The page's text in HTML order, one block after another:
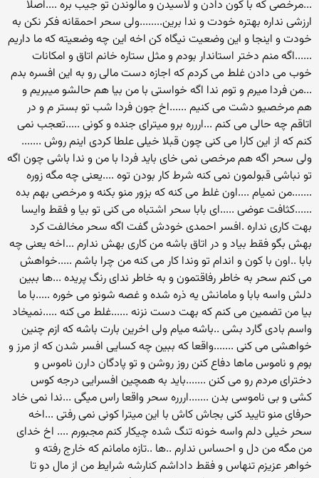
...مرخصی که با کون دادن و لاسیدن و مالوندن تو جیب بره ....اصلا
ارزشی نداره بهتره خودت و ندا برین........ولی سحر احمقانه فکر نکن به
خودت و اینجا و این وضعیت نیگاه کن اخه این چه وضعیته که ما داریم
......اگه منم دختر استاندار بودم و مثل ستاره خانم اتاق و امکانات
خوب می دادن غلط می کردم که اجازه دست مالی رو به این افسره بدم
...من فردا میرم و توم ندا اگه خواستی با من بیا هم حالشو میبریم و
هم مرخصیو دشت می کنیم ......اخ جون فردا شب تو بستر م و در
اتاقم چه حالی می کنم ...اررره برو میترای جنده و کونی .....تعجب نمی
کنم که از این کارا می کنی چون قبلا خیلی علطا کردی اینم روش .......
ولی سحر اگه هم مرخصی نمی خای باید فردا با من و ندا باشی چون اگه
تو نباشی قبولمون نمی کنه شرط کار بودن توه ....یعنی چه مگه زوره
.......من نمیام ....اون غلط می کنه که بزور منو بکنه و مرخصی بهم بده
......کثافت عوضی .....ای بابا سحر اشتباه می کنی تو بیا و فقط وایسا
بهت کاری نداره .افسر احمدی خودش گفت اگه سحر مخالفت کرد
بهش بگو فقط بیاد و در اتاق باشه من کاری بهش ندارم ...اخه یعنی چه
بابا ..اون با کون و اندام تو وندا کار می کنه من چرا باشم .....خواهش
می کنم سحر به خاطر رفاقتمون و به خاطر ندای رنگ پریده ...ها ببین
دلش واسه بابا و مامانش یه ذره شده و غصه شونو می خوره .....با ما
بیا من تضمین می کنم که بهت دست نزنه ......غلط می کنه .....نمیخاد
واسم بادی گارد بشی ..باشه میام ولی اخرین بارت باشه که ازم چنین
خواهشی می کنی .......واقعا که ببین چه کسایی افسر شدن که از مرز و
بوم و ناموس ماها دفاع کنن روز روشن و تو پادگان دارن ناموس و
دخترای مردم رو می کنن .......باید به همچین افسرایی درجه کوس
کشی و بی ناموسی بدن .......اررره سحر واقعا راس میگی ...ندا نمی خاد
حرفای منو تایید کنی بجاش کاش با این میترا کونی نمی رفتی ...اخه
سحر خیلی دلم واسه خونه تنگ شده چیکار کنم مجبورم .... اخ خدای
من مگه من دل و احساس ندارم ..ها ..تازه مامانم که خارج رفته و
خواهر عزیزم تنهاس و فقط داداشم کنارشه شرایط من از مال دو تا